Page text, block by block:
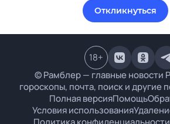
Откликнуться
© Рамблер — главные новости
гороскопы, почта, поиск и другие
Полная версияПомощь
Условия использования
18+